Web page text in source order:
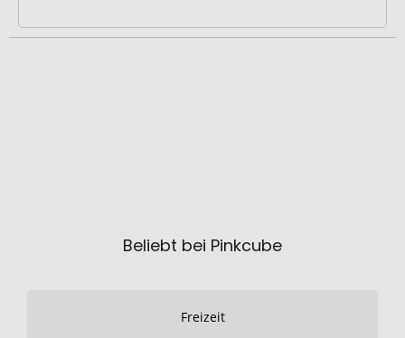
Beliebt bei Pinkcube
Freizeit